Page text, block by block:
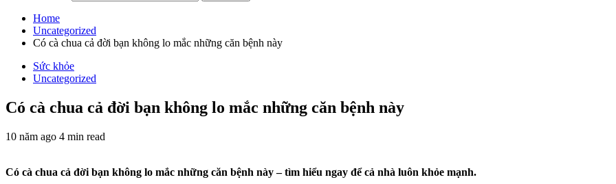
Home
Uncategorized
Có cà chua cả đời bạn không lo mắc những căn bệnh này
Sức khỏe
Uncategorized
Có cà chua cả đời bạn không lo mắc những căn bệnh này
10 năm ago 4 min read
Có cà chua cả đời bạn không lo mắc những căn bệnh này – tìm hiểu ngay để cả nhà luôn khỏe mạnh.